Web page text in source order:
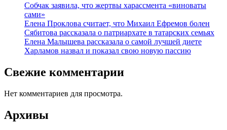
Собчак заявила, что жертвы харассмента «виноваты
сами»
Елена Проклова считает, что Михаил Ефремов болен
Сябитова рассказала о патриархате в татарских семьях
Елена Малышева рассказала о самой лучшей диете
Харламов назвал и показал свою новую пассию
Свежие комментарии
Нет комментариев для просмотра.
Архивы